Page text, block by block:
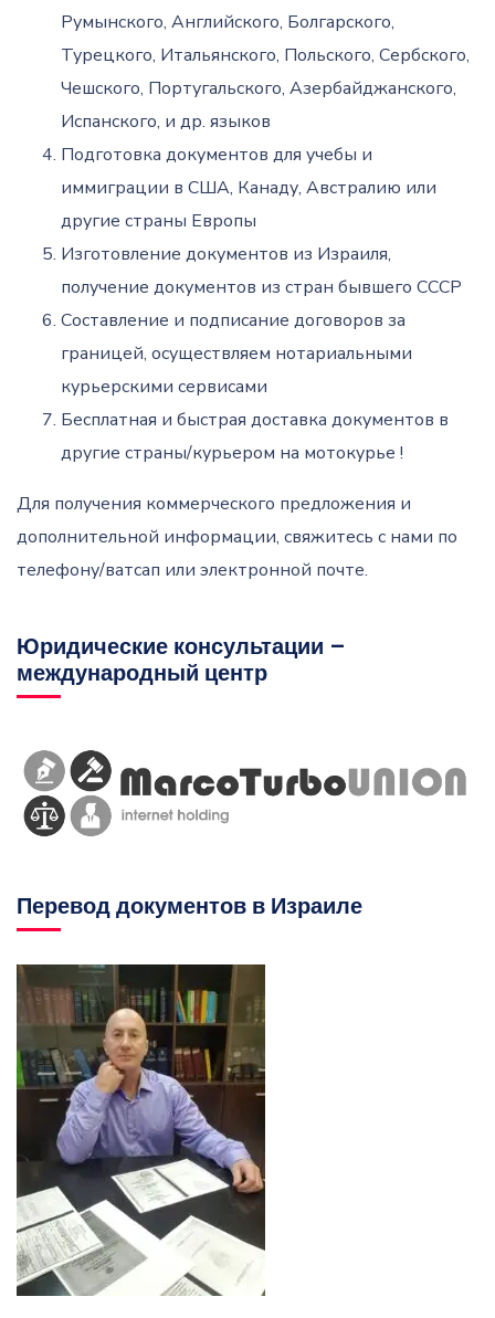
Румынского, Английского, Болгарского,
Турецкого, Итальянского, Польского, Сербского,
Чешского, Португальского, Азербайджанского,
Испанского, и др. языков
Подготовка документов для учебы и
иммиграции в США, Канаду, Австралию или
другие страны Европы
Изготовление документов из Израиля,
получение документов из стран бывшего СССР
Составление и подписание договоров за
границей, осуществляем нотариальными
курьерскими сервисами
Бесплатная и быстрая доставка документов в
другие страны/курьером на мотокурье !
Для получения коммерческого предложения и
дополнительной информации, свяжитесь с нами по
телефону/ватсап или электронной почте.
Юридические консультации –
международный центр
Перевод документов в Израиле